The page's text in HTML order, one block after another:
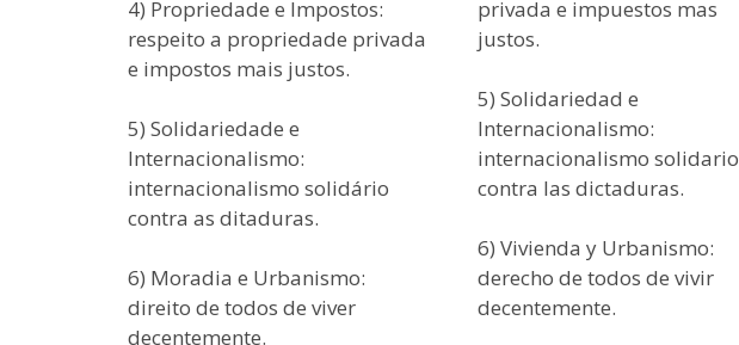
4) Propriedade e Impostos:
respeito a propriedade privada
e impostos mais justos.
5) Solidariedade e
Internacionalismo:
internacionalismo solidário
contra as ditaduras.
6) Moradia e Urbanismo:
direito de todos de viver
decentemente.
privada e impuestos mas
justos.
5) Solidariedad e
Internacionalismo:
internacionalismo solidario
contra las dictaduras.
6) Vivienda y Urbanismo:
derecho de todos de vivir
decentemente.